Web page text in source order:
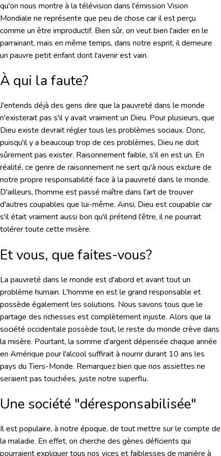
qu'on nous montre à la télévision dans l'émission Vision
Mondiale ne représente que peu de chose car il est perçu
comme un être improductif. Bien sûr, on veut bien l'aider en le
parrainant, mais en même temps, dans notre esprit, il demeure
un pauvre petit enfant dont l'avenir est vain.
À qui la faute?
J'entends déjà des gens dire que la pauvreté dans le monde
n'existerait pas s'il y avait vraiment un Dieu. Pour plusieurs, que
Dieu existe devrait régler tous les problèmes sociaux. Donc,
puisqu'il y a beaucoup trop de ces problèmes, Dieu ne doit
sûrement pas exister. Raisonnement faible, s'il en est un. En
réalité, ce genre de raisonnement ne sert qu'à nous exclure de
notre propre responsabilité face à la pauvreté dans le monde.
D'ailleurs, l'homme est passé maître dans l'art de trouver
d'autres coupables que lui-même. Ainsi, Dieu est coupable car
s'il était vraiment aussi bon qu'il prétend l'être, il ne pourrait
tolérer toute cette misère.
Et vous, que faites-vous?
La pauvreté dans le monde est d'abord et avant tout un
problème humain. L'homme en est le grand responsable et
possède également les solutions. Nous savons tous que le
partage des richesses est complètement injuste. Alors que la
société occidentale possède tout, le reste du monde crève dans
la misère. Pourtant, la somme d'argent dépensée chaque année
en Amérique pour l'alcool suffirait à nourrir durant 10 ans les
pays du Tiers-Monde. Remarquez bien que nos assiettes ne
seraient pas touchées, juste notre superflu.
Une société "déresponsabilisée"
Il est populaire, à notre époque, de tout mettre sur le compte de
la maladie. En effet, on cherche des gènes déficients qui
pourraient expliquer tous nos vices et faiblesses de manière à